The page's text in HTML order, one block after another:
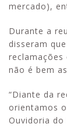
mercado),
Durante a
disseram
reclamações
não é bem
“Diante da
orientamos
Ouvidoria do